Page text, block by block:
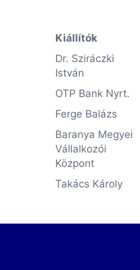
Kiállítók
Dr. Sziráczki
István
OTP Bank Nyrt.
Ferge Balázs
Baranya Megyei
Vállalkozói
Központ
Takács Károly